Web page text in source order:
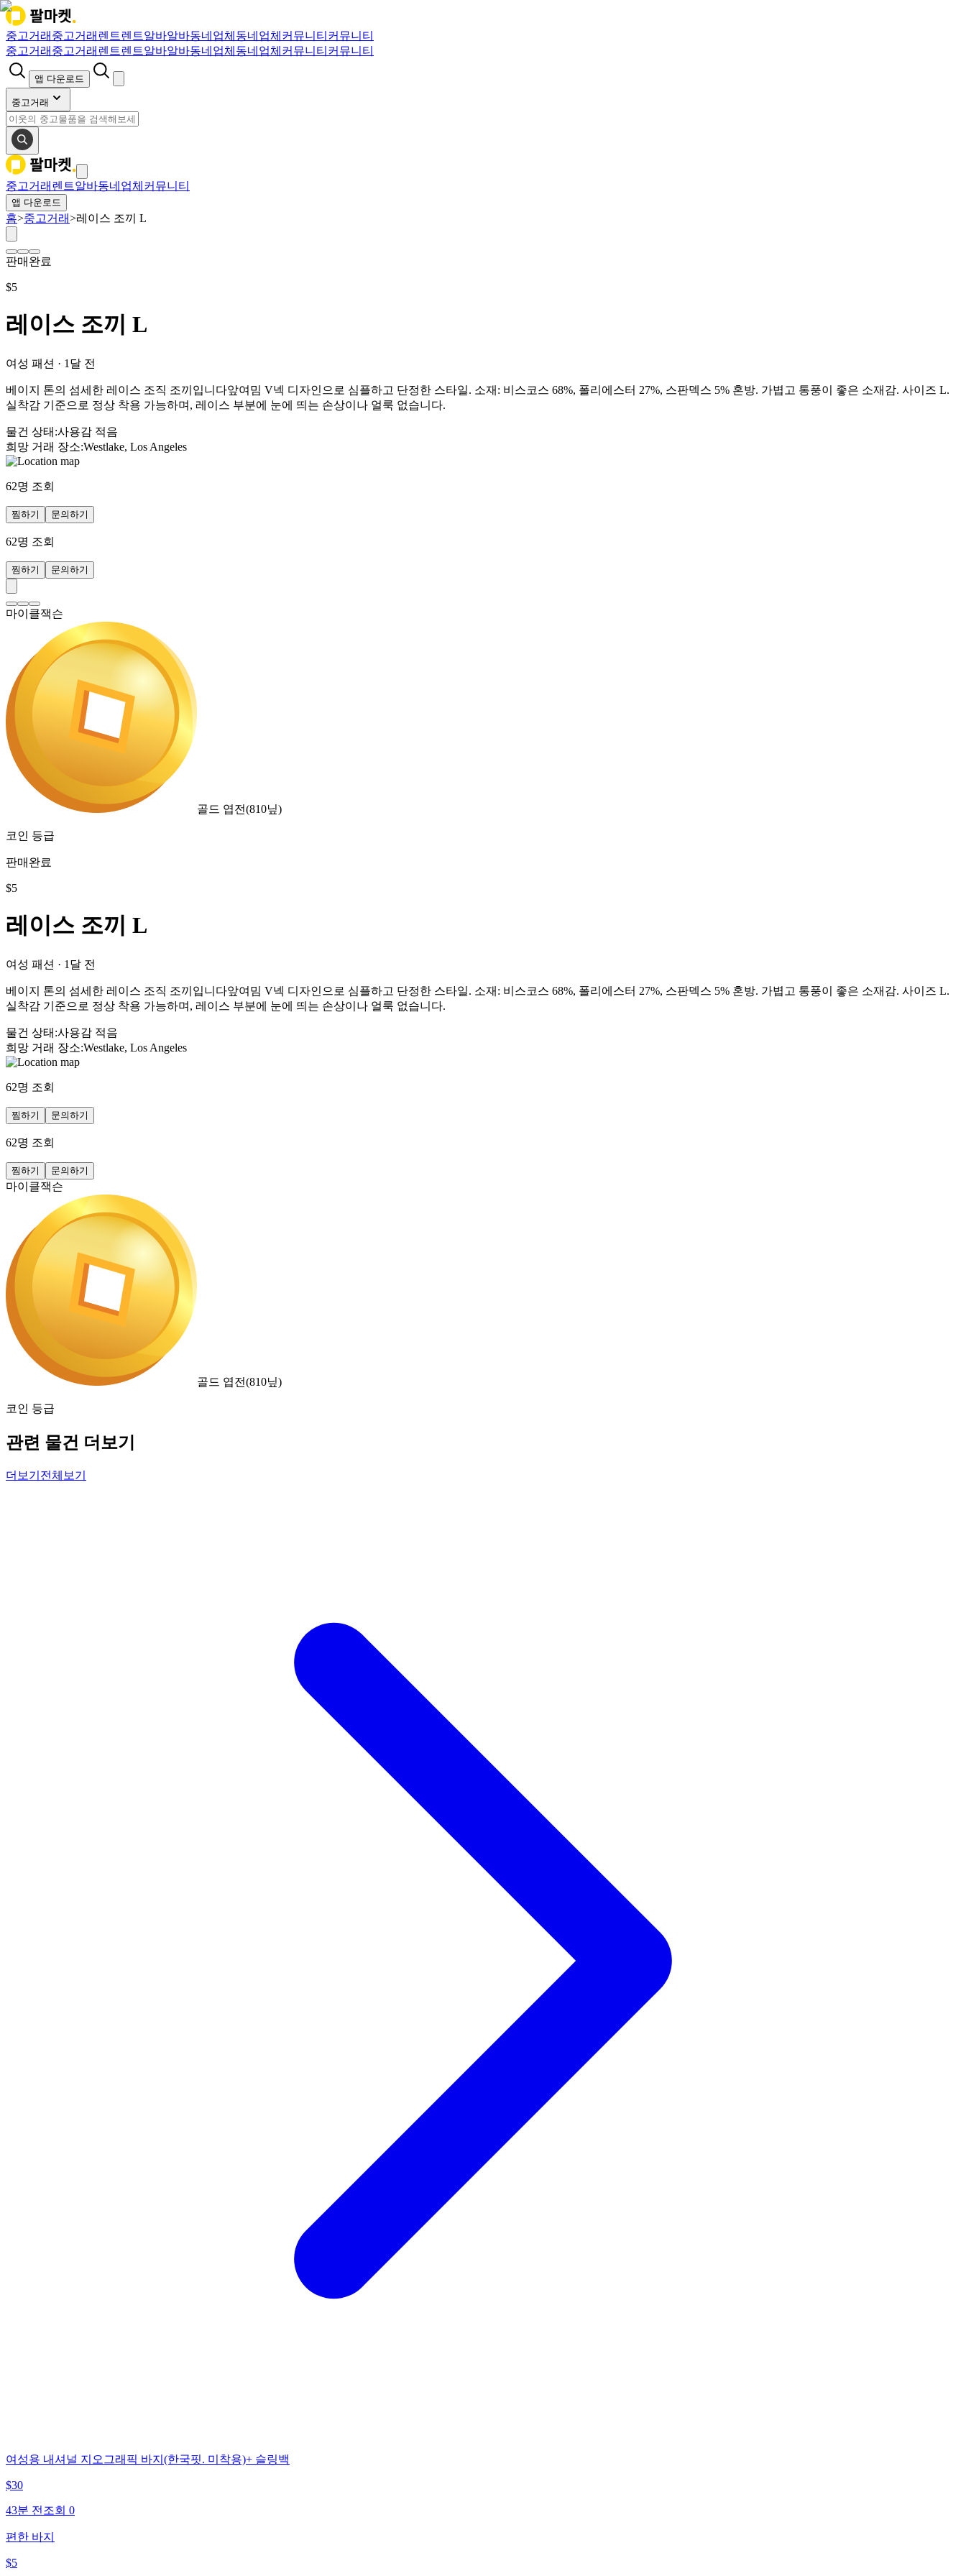
중고거래 중고거래 렌트렌트알바알바동네업체 동네업체 커뮤니티 커뮤니티
중고거래 중고거래 렌트렌트알바알바동네업체 동네업체 커뮤니티 커뮤니티
앱 다운로드
중고거래
중고거래 렌트알바동네업체 커뮤니티
앱 다운로드
홈>중고거래>레이스 조끼 L
판매완료
$5
레이스 조끼 L
여성 패션 · 1달 전
베이지 톤의 섬세한 레이스 조직 조끼입니다앞여밈 V넥 디자인으로 심플하고 단정한 스타일. 소재: 비스코스 68%, 폴리에스터 27%, 스판덱스 5% 혼방. 가볍고 통풍이 좋은 소재감. 사이즈 L.
실착감 기준으로 정상 착용 가능하며, 레이스 부분에 눈에 띄는 손상이나 얼룩 없습니다.
물건 상태 :사용감 적음
희망 거래 장소:Westlake, Los Angeles
62명 조회
찜하기 문의하기
62명 조회
찜하기 문의하기
마이클잭슨
골드 엽전(810닢)
코인 등급
판매완료
$5
레이스 조끼 L
여성 패션 · 1달 전
베이지 톤의 섬세한 레이스 조직 조끼입니다앞여밈 V넥 디자인으로 심플하고 단정한 스타일. 소재: 비스코스 68%, 폴리에스터 27%, 스판덱스 5% 혼방. 가볍고 통풍이 좋은 소재감. 사이즈 L.
실착감 기준으로 정상 착용 가능하며, 레이스 부분에 눈에 띄는 손상이나 얼룩 없습니다.
물건 상태 :사용감 적음
희망 거래 장소:Westlake, Los Angeles
62명 조회
찜하기 문의하기
62명 조회
찜하기 문의하기
마이클잭슨
골드 엽전(810닢)
코인 등급
관련 물건 더보기
더보기 전체보기
여성용 내셔널 지오그래픽 바지(한국핏. 미착용)+ 슬링백
$30
43분 전 조회 0
편한 바지
$5